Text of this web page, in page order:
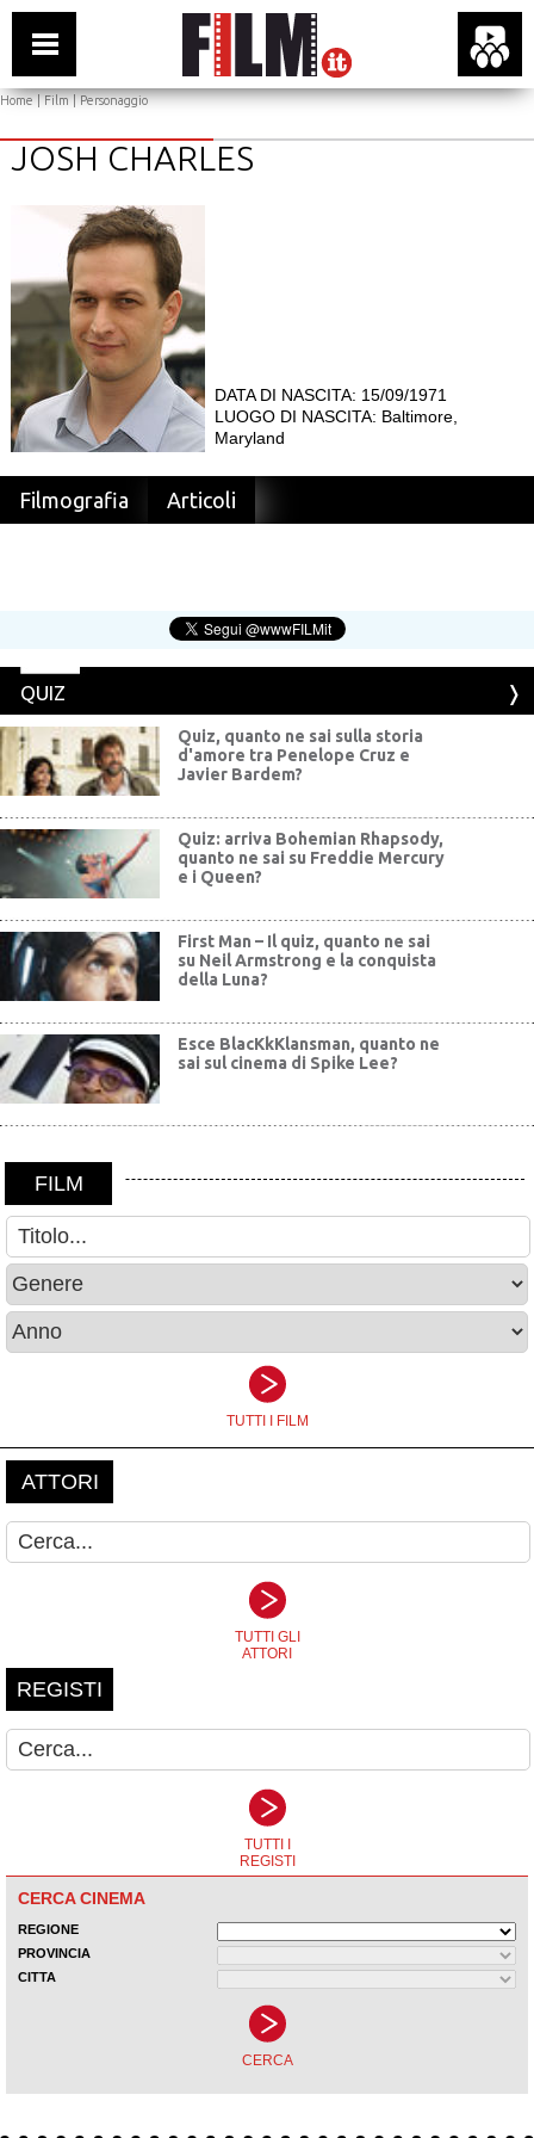
Home|Film| Personaggio
JOSH CHARLES
DATA DI NASCITA: 15/09/1971
LUOGO DI NASCITA: Baltimore,
Maryland
Filmografia Articoli
QUIZ
Quiz, quanto ne sai sulla storia
d'amore tra Penelope Cruz e
Javier Bardem?
Quiz: arriva Bohemian Rhapsody,
quanto ne sai su Freddie Mercury
e i Queen?
First Man – Il quiz, quanto ne sai
su Neil Armstrong e la conquista
della Luna?
Esce BlacKkKlansman, quanto ne
sai sul cinema di Spike Lee?